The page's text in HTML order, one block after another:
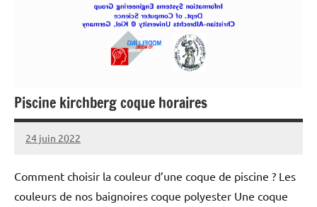
Piscine kirchberg coque horaires
24 juin 2022
Comment choisir la couleur d’une coque de piscine ? Les
couleurs de nos baignoires coque polyester Une coque